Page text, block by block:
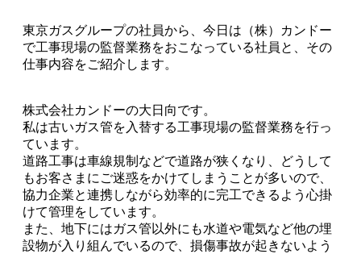
東京ガスグループの社員から、今日は（株）カンドー
で工事現場の監督業務をおこなっている社員と、その
仕事内容をご紹介します。
株式会社カンドーの大日向です。
私は古いガス管を入替する工事現場の監督業務を行っ
ています。
道路工事は車線規制などで道路が狭くなり、どうして
もお客さまにご迷惑をかけてしまうことが多いので、
協力企業と連携しながら効率的に完工できるよう心掛
けて管理をしています。
また、地下にはガス管以外にも水道や電気など他の埋
設物が入り組んでいるので、損傷事故が起きないよう